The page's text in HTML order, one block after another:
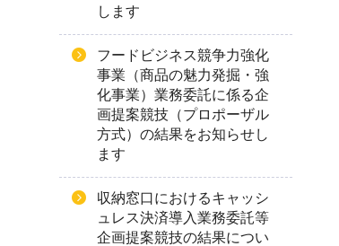
します
フードビジネス競争力強化
事業（商品の魅力発掘・強
化事業）業務委託に係る企
画提案競技（プロポーザル
方式）の結果をお知らせし
ます
収納窓口におけるキャッシ
ュレス決済導入業務委託等
企画提案競技の結果につい